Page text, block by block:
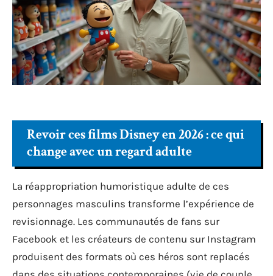
Revoir ces films Disney en 2026 : ce qui
change avec un regard adulte
La réappropriation humoristique adulte de ces
personnages masculins transforme l’expérience de
revisionnage. Les communautés de fans sur
Facebook et les créateurs de contenu sur Instagram
produisent des formats où ces héros sont replacés